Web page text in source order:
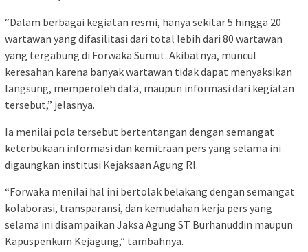
“Dalam berbagai kegiatan resmi, hanya sekitar 5 hingga 20
wartawan yang difasilitasi dari total lebih dari 80 wartawan
yang tergabung di Forwaka Sumut. Akibatnya, muncul
keresahan karena banyak wartawan tidak dapat menyaksikan
langsung, memperoleh data, maupun informasi dari kegiatan
tersebut,” jelasnya.
Ia menilai pola tersebut bertentangan dengan semangat
keterbukaan informasi dan kemitraan pers yang selama ini
digaungkan institusi Kejaksaan Agung RI.
“Forwaka menilai hal ini bertolak belakang dengan semangat
kolaborasi, transparansi, dan kemudahan kerja pers yang
selama ini disampaikan Jaksa Agung ST Burhanuddin maupun
Kapuspenkum Kejagung,” tambahnya.